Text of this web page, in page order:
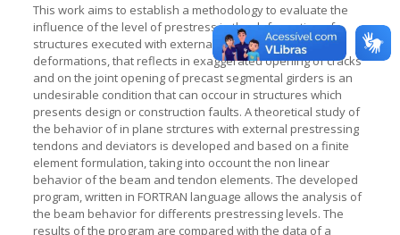
This work aims to establish a methodology to evaluate the
influence of the level of prestress in the deformation of
structures executed with external prestressing. Large
deformations, that reflects in exaggerated opening of cracks
and on the joint opening of precast segmental girders is an
undesirable condition that can occour in structures which
presents design or construction faults. A theoretical study of
the behavior of in plane strctures with external prestressing
tendons and deviators is developed and based on a finite
element formulation, taking into occount the non linear
behavior of the beam and tendon elements. The developed
program, written in FORTRAN language allows the analysis of
the beam behavior for differents prestressing levels. The
results of the program are compared with the data of a